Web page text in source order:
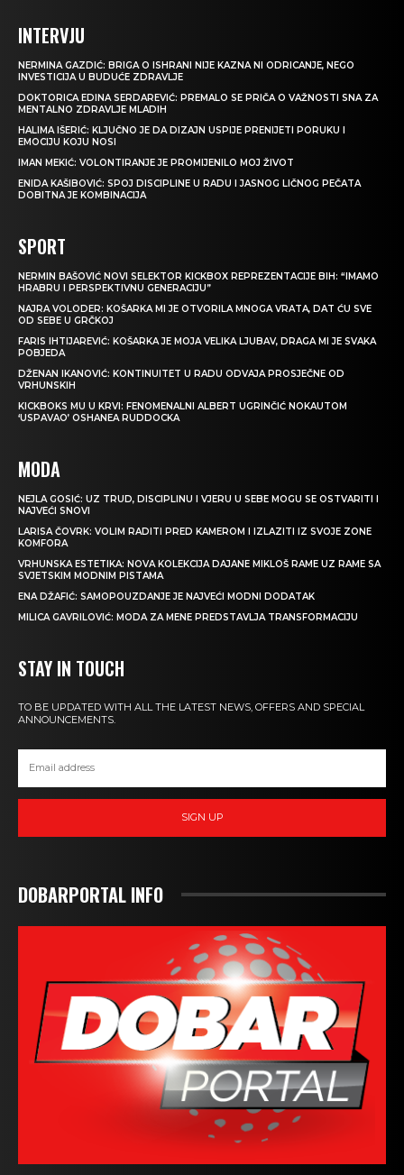
INTERVJU
NERMINA GAZDIĆ: BRIGA O ISHRANI NIJE KAZNA NI ODRICANJE, NEGO
INVESTICIJA U BUDUĆE ZDRAVLJE
DOKTORICA EDINA SERDAREVIĆ: PREMALO SE PRIČA O VAŽNOSTI SNA ZA
MENTALNO ZDRAVLJE MLADIH
HALIMA IŠERIĆ: KLJUČNO JE DA DIZAJN USPIJE PRENIJETI PORUKU I
EMOCIJU KOJU NOSI
IMAN MEKIĆ: VOLONTIRANJE JE PROMIJENILO MOJ ŽIVOT
ENIDA KAŠIBOVIĆ: SPOJ DISCIPLINE U RADU I JASNOG LIČNOG PEČATA
DOBITNA JE KOMBINACIJA
SPORT
NERMIN BAŠOVIĆ NOVI SELEKTOR KICKBOX REPREZENTACIJE BIH: “IMAMO
HRABRU I PERSPEKTIVNU GENERACIJU”
NAJRA VOLODER: KOŠARKA MI JE OTVORILA MNOGA VRATA, DAT ĆU SVE
OD SEBE U GRČKOJ
FARIS IHTIJAREVIĆ: KOŠARKA JE MOJA VELIKA LJUBAV, DRAGA MI JE SVAKA
POBJEDA
DŽENAN IKANOVIĆ: KONTINUITET U RADU ODVAJA PROSJEČNE OD
VRHUNSKIH
KICKBOKS MU U KRVI: FENOMENALNI ALBERT UGRINČIĆ NOKAUTOM
‘USPAVAO’ OSHANEA RUDDOCKA
MODA
NEJLA GOSIĆ: UZ TRUD, DISCIPLINU I VJERU U SEBE MOGU SE OSTVARITI I
NAJVEĆI SNOVI
LARISA ČOVRK: VOLIM RADITI PRED KAMEROM I IZLAZITI IZ SVOJE ZONE
KOMFORA
VRHUNSKA ESTETIKA: NOVA KOLEKCIJA DAJANE MIKLOŠ RAME UZ RAME SA
SVJETSKIM MODNIM PISTAMA
ENA DŽAFIĆ: SAMOPOUZDANJE JE NAJVEĆI MODNI DODATAK
MILICA GAVRILOVIĆ: MODA ZA MENE PREDSTAVLJA TRANSFORMACIJU
STAY IN TOUCH
TO BE UPDATED WITH ALL THE LATEST NEWS, OFFERS AND SPECIAL
ANNOUNCEMENTS.
SIGN UP
DOBARPORTAL INFO